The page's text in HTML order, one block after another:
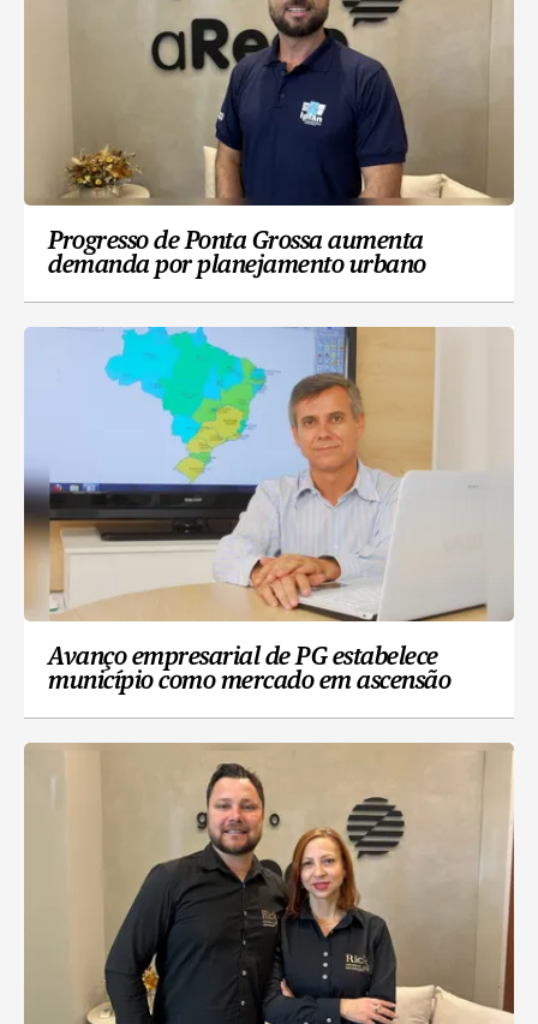
Progresso de Ponta Grossa aumenta
demanda por planejamento urbano
Avanço empresarial de PG estabelece
município como mercado em ascensão